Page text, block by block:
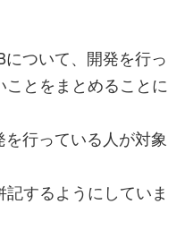
ついて、開発を行っ
とをまとめることに
行っている人が対象
するようにしていま